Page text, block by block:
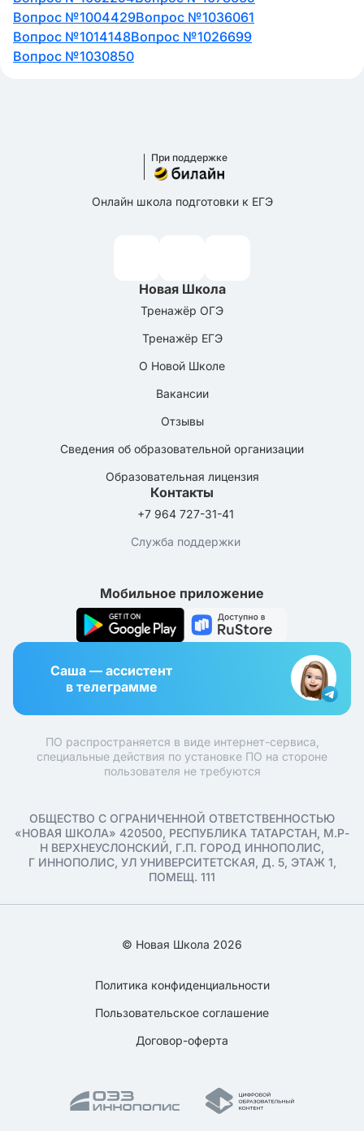
Вопрос №1004429Вопрос №1036061
Вопрос №1014148Вопрос №1026699
Вопрос №1030850
При поддержке
Онлайн школа подготовки к ЕГЭ
Новая Школа
Тренажёр ОГЭ
Тренажёр ЕГЭ
О Новой Школе
Вакансии
Отзывы
Сведения об образовательной организации
Образовательная лицензия
Контакты
+7 964 727-31-41
Служба поддержки
Мобильное приложение
Саша — ассистент
в телеграмме
ПО распространяется в виде интернет-сервиса,
специальные действия по установке ПО на стороне
пользователя не требуются
ОБЩЕСТВО С ОГРАНИЧЕННОЙ ОТВЕТСТВЕННОСТЬЮ
«НОВАЯ ШКОЛА» 420500, РЕСПУБЛИКА ТАТАРСТАН, М.Р-
Н ВЕРХНЕУСЛОНСКИЙ, Г.П. ГОРОД ИННОПОЛИС,
Г ИННОПОЛИС, УЛ УНИВЕРСИТЕТСКАЯ, Д. 5, ЭТАЖ 1,
ПОМЕЩ. 111
© Новая Школа 2026
Политика конфиденциальности
Пользовательское соглашение
Договор-оферта